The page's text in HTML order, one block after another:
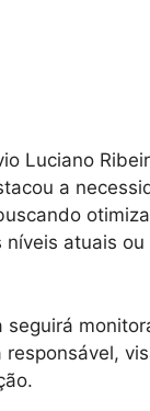
Luciano
a
atuais